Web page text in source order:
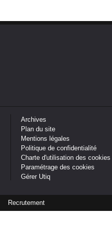
Archives
Plan du site
Mentions légales
Politique de confidentialité
Charte d'utilisation des cookies
Paramétrage des cookies
Gérer Utiq
Recrutement